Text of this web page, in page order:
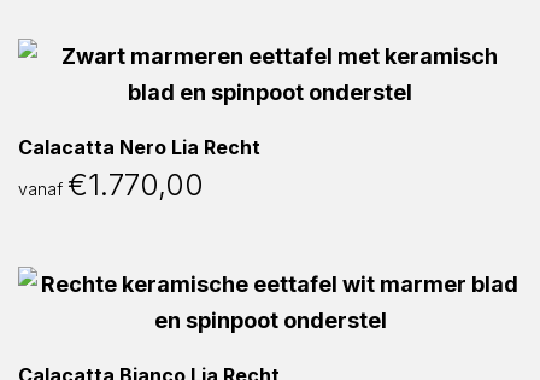
Calacatta Nero Lia Recht
vanaf €1.770,00
Calacatta Bianco Lia Recht